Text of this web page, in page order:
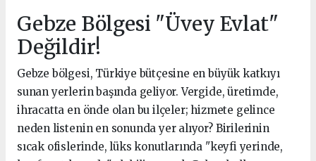
Gebze Bölgesi "Üvey Evlat"
Değildir!
Gebze bölgesi, Türkiye bütçesine en büyük katkıyı
sunan yerlerin başında geliyor. Vergide, üretimde,
ihracatta en önde olan bu ilçeler; hizmete gelince
neden listenin en sonunda yer alıyor? Birilerinin
sıcak ofislerinde, lüks konutlarında "keyfi yerinde,